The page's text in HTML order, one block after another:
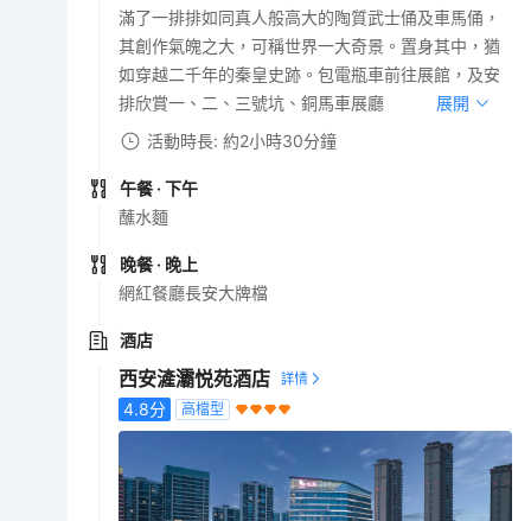
滿了一排排如同真人般高大的陶質武士俑及車馬俑，
其創作氣魄之大，可稱世界一大奇景。置身其中，猶
如穿越二千年的秦皇史跡。包電瓶車前往展館，及安
排欣賞一、二、三號坑、銅馬車展廳
展開
活動時長: 約2小時30分鐘
午餐 · 下午
蘸水麵
晚餐 · 晚上
網紅餐廳長安大牌檔
酒店
西安滻灞悦苑酒店
4.8分 高檔型